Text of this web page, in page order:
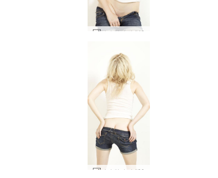
마야 하이 키 #42
마야 하이 키 #30